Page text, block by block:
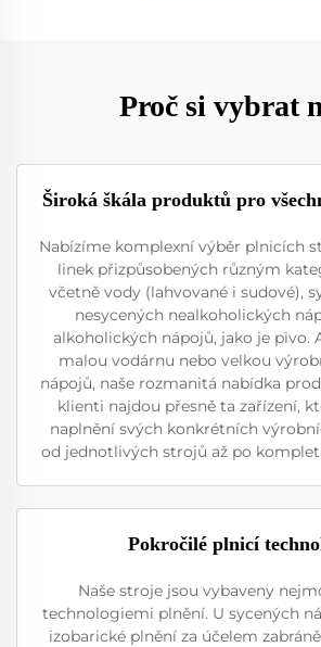
Proč si vybrat
Široká škála produktů pro
Nabízíme komplexní výběr plnicích
linek přizpůsobených různým
včetně vody (lahvované i sudové),
nesycených nealkoholických
alkoholických nápojů, jako je pivo.
malou vodárnu nebo velkou
nápojů, naše rozmanitá nabídka
klienti najdou přesně ta zařízení,
naplnění svých konkrétních
od jednotlivých strojů až po
Pokročilé plnicí
Naše stroje jsou vybaveny
technologiemi plnění. U sycených
izobarické plnění za účelem